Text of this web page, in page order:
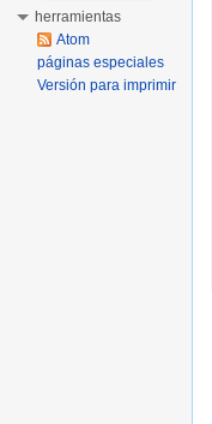
herramientas
Atom
páginas especiales
Versión para imprimir